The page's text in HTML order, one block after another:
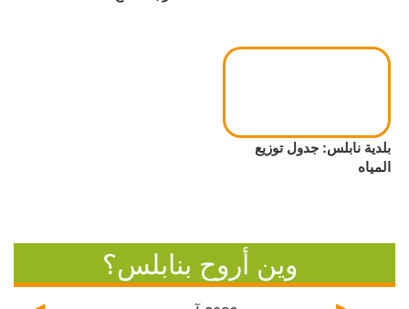
بلدية نابلس: جدول توزيع
المياه
وين أروح بنابلس؟